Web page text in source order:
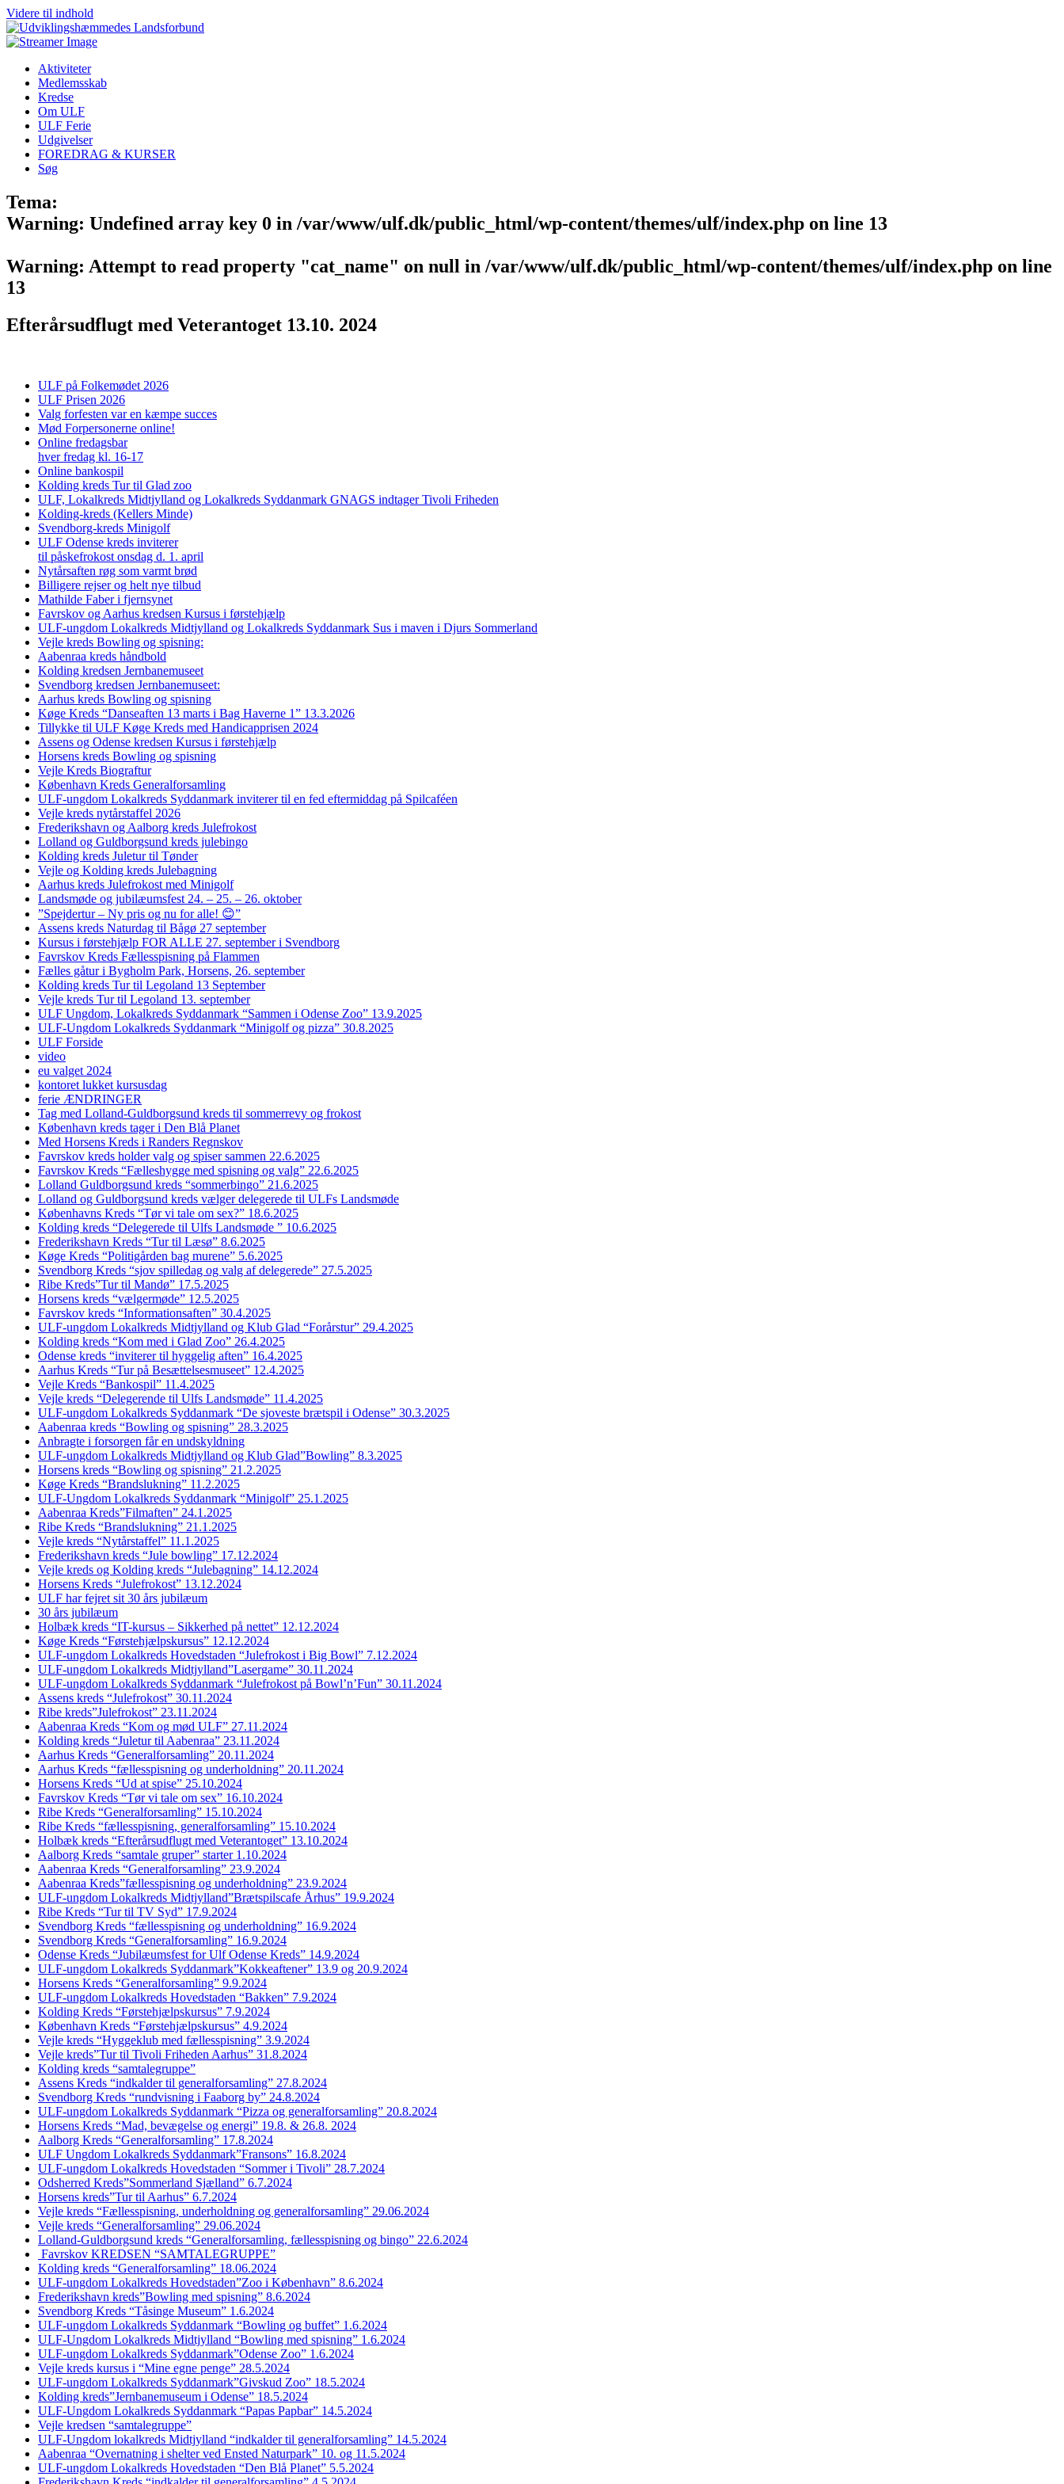
Videre til indhold
Aktiviteter
Medlemsskab
Kredse
Om ULF
ULF Ferie
Udgivelser
FOREDRAG & KURSER
Søg
Tema:
Warning: Undefined array key 0 in /var/www/ulf.dk/public_html/wp-content/themes/ulf/index.php on line 13
Warning: Attempt to read property "cat_name" on null in /var/www/ulf.dk/public_html/wp-content/themes/ulf/index.php on line
13
Efterårsudflugt med Veterantoget 13.10. 2024
ULF på Folkemødet 2026
ULF Prisen 2026
Valg forfesten var en kæmpe succes
Mød Forpersonerne online!
Online fredagsbar
hver fredag kl. 16-17
Online bankospil
Kolding kreds Tur til Glad zoo
ULF, Lokalkreds Midtjylland og Lokalkreds Syddanmark GNAGS indtager Tivoli Friheden
Kolding-kreds (Kellers Minde)
Svendborg-kreds Minigolf
ULF Odense kreds inviterer
til påskefrokost onsdag d. 1. april
Nytårsaften røg som varmt brød
Billigere rejser og helt nye tilbud
Mathilde Faber i fjernsynet
Favrskov og Aarhus kredsen Kursus i førstehjælp
ULF-ungdom Lokalkreds Midtjylland og Lokalkreds Syddanmark Sus i maven i Djurs Sommerland
Vejle kreds Bowling og spisning:
Aabenraa kreds håndbold
Kolding kredsen Jernbanemuseet
Svendborg kredsen Jernbanemuseet:
Aarhus kreds Bowling og spisning
Køge Kreds “Danseaften 13 marts i Bag Haverne 1” 13.3.2026
Tillykke til ULF Køge Kreds med Handicapprisen 2024
Assens og Odense kredsen Kursus i førstehjælp
Horsens kreds Bowling og spisning
Vejle Kreds Biograftur
København Kreds Generalforsamling
ULF-ungdom Lokalkreds Syddanmark inviterer til en fed eftermiddag på Spilcaféen
Vejle kreds nytårstaffel 2026
Frederikshavn og Aalborg kreds Julefrokost
Lolland og Guldborgsund kreds julebingo
Kolding kreds Juletur til Tønder
Vejle og Kolding kreds Julebagning
Aarhus kreds Julefrokost med Minigolf
Landsmøde og jubilæumsfest 24. – 25. – 26. oktober
”Spejdertur – Ny pris og nu for alle! 😊”
Assens kreds Naturdag til Bågø 27 september
Kursus i førstehjælp FOR ALLE 27. september i Svendborg
Favrskov Kreds Fællesspisning på Flammen
Fælles gåtur i Bygholm Park, Horsens, 26. september
Kolding kreds Tur til Legoland 13 September
Vejle kreds Tur til Legoland 13. september
ULF Ungdom, Lokalkreds Syddanmark “Sammen i Odense Zoo” 13.9.2025
ULF-Ungdom Lokalkreds Syddanmark “Minigolf og pizza” 30.8.2025
ULF Forside
video
eu valget 2024
kontoret lukket kursusdag
ferie ÆNDRINGER
Tag med Lolland-Guldborgsund kreds til sommerrevy og frokost
København kreds tager i Den Blå Planet
Med Horsens Kreds i Randers Regnskov
Favrskov kreds holder valg og spiser sammen 22.6.2025
Favrskov Kreds “Fælleshygge med spisning og valg” 22.6.2025
Lolland Guldborgsund kreds “sommerbingo” 21.6.2025
Lolland og Guldborgsund kreds vælger delegerede til ULFs Landsmøde
Københavns Kreds “Tør vi tale om sex?” 18.6.2025
Kolding kreds “Delegerede til Ulfs Landsmøde ” 10.6.2025
Frederikshavn Kreds “Tur til Læsø” 8.6.2025
Køge Kreds “Politigården bag murene” 5.6.2025
Svendborg Kreds “sjov spilledag og valg af delegerede” 27.5.2025
Ribe Kreds”Tur til Mandø” 17.5.2025
Horsens kreds “vælgermøde” 12.5.2025
Favrskov kreds “Informationsaften” 30.4.2025
ULF-ungdom Lokalkreds Midtjylland og Klub Glad “Forårstur” 29.4.2025
Kolding kreds “Kom med i Glad Zoo” 26.4.2025
Odense kreds “inviterer til hyggelig aften” 16.4.2025
Aarhus Kreds “Tur på Besættelsesmuseet” 12.4.2025
Vejle Kreds “Bankospil” 11.4.2025
Vejle kreds “Delegerende til Ulfs Landsmøde” 11.4.2025
ULF-ungdom Lokalkreds Syddanmark “De sjoveste brætspil i Odense” 30.3.2025
Aabenraa kreds “Bowling og spisning” 28.3.2025
Anbragte i forsorgen får en undskyldning
ULF-ungdom Lokalkreds Midtjylland og Klub Glad”Bowling” 8.3.2025
Horsens kreds “Bowling og spisning” 21.2.2025
Køge Kreds “Brandslukning” 11.2.2025
ULF-Ungdom Lokalkreds Syddanmark “Minigolf” 25.1.2025
Aabenraa Kreds”Filmaften” 24.1.2025
Ribe Kreds “Brandslukning” 21.1.2025
Vejle kreds “Nytårstaffel” 11.1.2025
Frederikshavn kreds “Jule bowling” 17.12.2024
Vejle kreds og Kolding kreds “Julebagning” 14.12.2024
Horsens Kreds “Julefrokost” 13.12.2024
ULF har fejret sit 30 års jubilæum
30 års jubilæum
Holbæk kreds “IT-kursus – Sikkerhed på nettet” 12.12.2024
Køge Kreds “Førstehjælpskursus” 12.12.2024
ULF-ungdom Lokalkreds Hovedstaden “Julefrokost i Big Bowl” 7.12.2024
ULF-ungdom Lokalkreds Midtjylland”Lasergame” 30.11.2024
ULF-ungdom Lokalkreds Syddanmark “Julefrokost på Bowl’n’Fun” 30.11.2024
Assens kreds “Julefrokost” 30.11.2024
Ribe kreds”Julefrokost” 23.11.2024
Aabenraa Kreds “Kom og mød ULF” 27.11.2024
Kolding kreds “Juletur til Aabenraa” 23.11.2024
Aarhus Kreds “Generalforsamling” 20.11.2024
Aarhus Kreds “fællesspisning og underholdning” 20.11.2024
Horsens Kreds “Ud at spise” 25.10.2024
Favrskov Kreds “Tør vi tale om sex” 16.10.2024
Ribe Kreds “Generalforsamling” 15.10.2024
Ribe Kreds “fællesspisning, generalforsamling” 15.10.2024
Holbæk kreds “Efterårsudflugt med Veterantoget” 13.10.2024
Aalborg Kreds “samtale gruper” starter 1.10.2024
Aabenraa Kreds “Generalforsamling” 23.9.2024
Aabenraa Kreds”fællesspisning og underholdning” 23.9.2024
ULF-ungdom Lokalkreds Midtjylland”Brætspilscafe Århus” 19.9.2024
Ribe Kreds “Tur til TV Syd” 17.9.2024
Svendborg Kreds “fællesspisning og underholdning” 16.9.2024
Svendborg Kreds “Generalforsamling” 16.9.2024
Odense Kreds “Jubilæumsfest for Ulf Odense Kreds” 14.9.2024
ULF-ungdom Lokalkreds Syddanmark”Kokkeaftener” 13.9 og 20.9.2024
Horsens Kreds “Generalforsamling” 9.9.2024
ULF-ungdom Lokalkreds Hovedstaden “Bakken” 7.9.2024
Kolding Kreds “Førstehjælpskursus” 7.9.2024
København Kreds “Førstehjælpskursus” 4.9.2024
Vejle kreds “Hyggeklub med fællesspisning” 3.9.2024
Vejle kreds”Tur til Tivoli Friheden Aarhus” 31.8.2024
Kolding kreds “samtalegruppe”
Assens Kreds “indkalder til generalforsamling” 27.8.2024
Svendborg Kreds “rundvisning i Faaborg by” 24.8.2024
ULF-ungdom Lokalkreds Syddanmark “Pizza og generalforsamling” 20.8.2024
Horsens Kreds “Mad, bevægelse og energi” 19.8. & 26.8. 2024
Aalborg Kreds “Generalforsamling” 17.8.2024
ULF Ungdom Lokalkreds Syddanmark”Fransons” 16.8.2024
ULF-ungdom Lokalkreds Hovedstaden “Sommer i Tivoli” 28.7.2024
Odsherred Kreds”Sommerland Sjælland” 6.7.2024
Horsens kreds”Tur til Aarhus” 6.7.2024
Vejle kreds “Fællesspisning, underholdning og generalforsamling” 29.06.2024
Vejle kreds “Generalforsamling” 29.06.2024
Lolland-Guldborgsund kreds “Generalforsamling, fællesspisning og bingo” 22.6.2024
Favrskov KREDSEN “SAMTALEGRUPPE”
Kolding kreds “Generalforsamling” 18.06.2024
ULF-ungdom Lokalkreds Hovedstaden”Zoo i København” 8.6.2024
Frederikshavn kreds”Bowling med spisning” 8.6.2024
Svendborg Kreds “Tåsinge Museum” 1.6.2024
ULF-ungdom Lokalkreds Syddanmark “Bowling og buffet” 1.6.2024
ULF-Ungdom Lokalkreds Midtjylland “Bowling med spisning” 1.6.2024
ULF-ungdom Lokalkreds Syddanmark”Odense Zoo” 1.6.2024
Vejle kreds kursus i “Mine egne penge” 28.5.2024
ULF-ungdom Lokalkreds Syddanmark”Givskud Zoo” 18.5.2024
Kolding kreds”Jernbanemuseum i Odense” 18.5.2024
ULF-Ungdom Lokalkreds Syddanmark “Papas Papbar” 14.5.2024
Vejle kredsen “samtalegruppe”
ULF-Ungdom lokalkreds Midtjylland “indkalder til generalforsamling” 14.5.2024
Aabenraa “Overnatning i shelter ved Ensted Naturpark” 10. og 11.5.2024
ULF-ungdom Lokalkreds Hovedstaden “Den Blå Planet” 5.5.2024